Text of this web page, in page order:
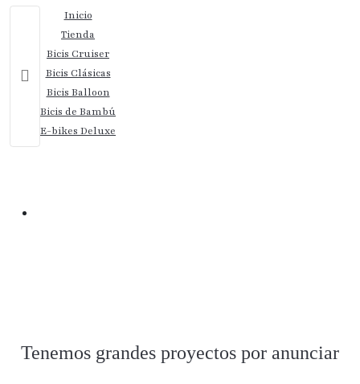
Inicio
Tienda
Bicis Cruiser
Bicis Clásicas
Bicis Balloon
Bicis de Bambú
E-bikes Deluxe
Tenemos grandes proyectos por anunciar